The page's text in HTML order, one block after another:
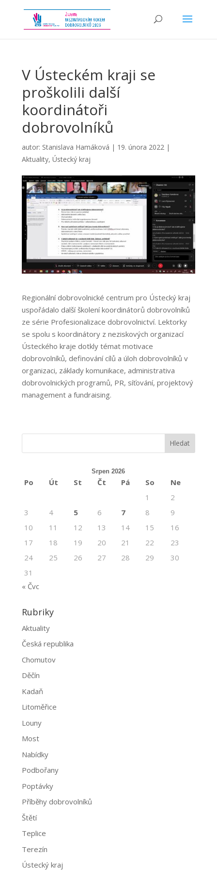
V Ústeckém kraji se
proškolili další
koordinátoři
dobrovolníků
autor: Stanislava Hamáková | 19. února 2022|
Aktuality, Ústecký kraj
Regionální dobrovolnické centrum pro Ústecký kraj
uspořádalo další školení koordinátorů dobrovolníků
ze série Profesionalizace dobrovolnictví. Lektorky
se spolu s koordinátory z neziskových organizací
Ústeckého kraje dotkly témat motivace
dobrovolníků, definování cílů a úloh dobrovolníků v
organizaci, základy komunikace, administrativa
dobrovolnických programů, PR, síťování, projektový
management a fundraising.
Srpen 2026
Po Út St Čt Pá So
Ne
1
2
3
4 5 6 7 8
9
10
11 12 13 14 15
16
17
18 19 20 21 22
23
24
25 26 27 28 29
30
31
« Čvc
Rubriky
Aktuality
Česká republika
Chomutov
Děčín
Kadaň
Litoměřice
Louny
Most
Nabídky
Podbořany
Poptávky
Příběhy dobrovolníků
Štětí
Teplice
Terezín
Ústecký kraj